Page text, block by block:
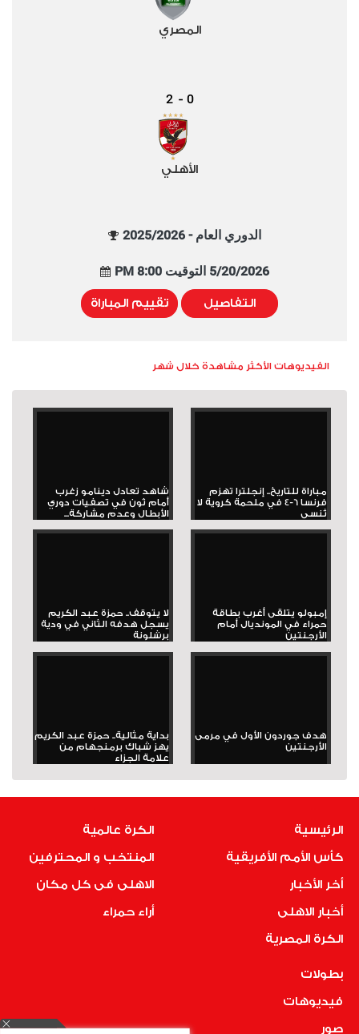
المصري
0
-
2
الأهلي
الدوري العام - 2025/2026
5/20/2026 التوقيت 8:00 PM
التفاصيل تقييم المباراة
الفيديوهات الأكثر مشاهدة خلال شهر
مباراة للتاريخ.. إنجلترا تهزم
فرنسا 6-4 في ملحمة كروية لا
تُنسى
شاهد تعادل دينامو زغرب
أمام ثون في تصفيات دوري
الأبطال وعدم مشاركة...
إمبولو يتلقى أغرب بطاقة
حمراء في المونديال أمام
الأرجنتين
لا يتوقف.. حمزة عبد الكريم
يسجل هدفه الثاني في ودية
برشلونة
هدف جوردون الأول في مرمى
الأرجنتين
بداية مثالية.. حمزة عبد الكريم
يهز شباك برمنجهام من
علامة الجزاء
الرئيسية
كأس الأمم الأفريقية
أخر الأخبار
أخبار الاهلى
الكرة المصرية
الكرة عالمية
المنتخب و المحترفين
الاهلى فى كل مكان
أراء حمراء
بطولات
فيديوهات
صور